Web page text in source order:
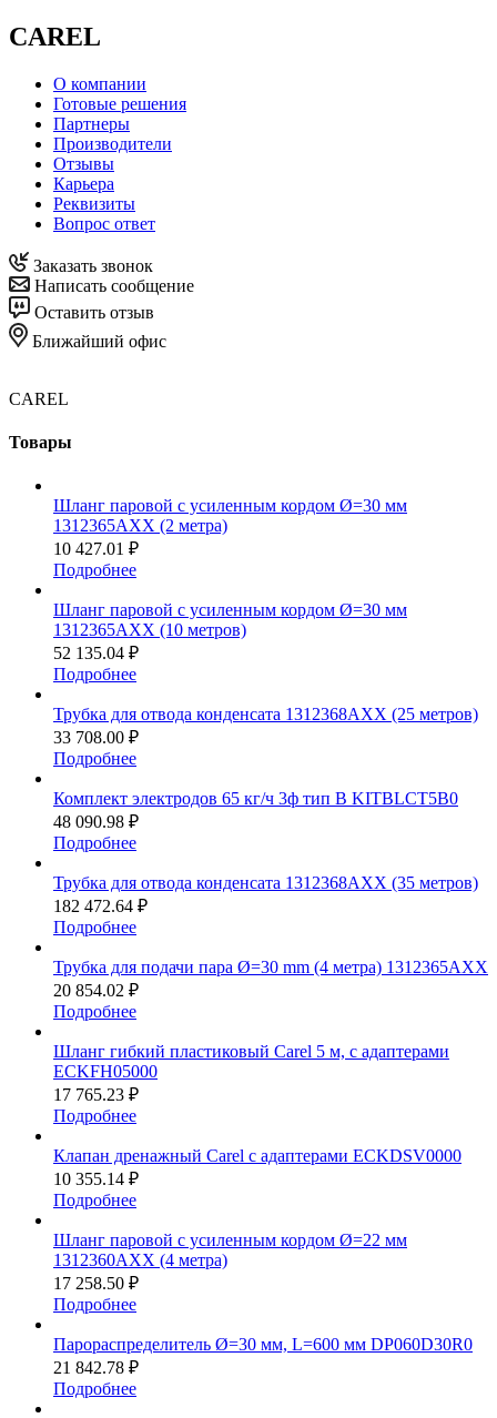
CAREL
О компании
Готовые решения
Партнеры
Производители
Отзывы
Карьера
Реквизиты
Вопрос ответ
Заказать звонок
Написать сообщение
Оставить отзыв
Ближайший офис
CAREL
Товары
Шланг паровой с усиленным кордом Ø=30 мм
1312365AXX (2 метра)
10 427.01 ₽
Подробнее
Шланг паровой с усиленным кордом Ø=30 мм
1312365AXX (10 метров)
52 135.04 ₽
Подробнее
Трубка для отвода конденсата 1312368AXX (25 метров)
33 708.00 ₽
Подробнее
Комплект электродов 65 кг/ч 3ф тип B KITBLCT5B0
48 090.98 ₽
Подробнее
Трубка для отвода конденсата 1312368AXX (35 метров)
182 472.64 ₽
Подробнее
Трубка для подачи пара Ø=30 mm (4 метра) 1312365АХХ
20 854.02 ₽
Подробнее
Шланг гибкий пластиковый Carel 5 м, с адаптерами
ECKFH05000
17 765.23 ₽
Подробнее
Клапан дренажный Carel с адаптерами ECKDSV0000
10 355.14 ₽
Подробнее
Шланг паровой с усиленным кордом Ø=22 мм
1312360AXX (4 метра)
17 258.50 ₽
Подробнее
Парораспределитель Ø=30 мм, L=600 мм DP060D30R0
21 842.78 ₽
Подробнее